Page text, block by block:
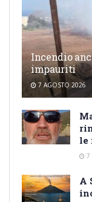
Incendio
impauriti
7 AGOSTO 2026
le
7
A